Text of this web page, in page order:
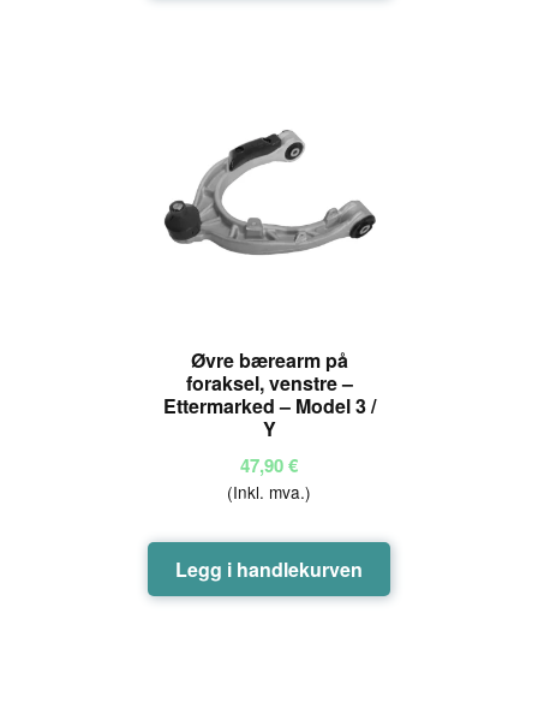
Øvre bærearm på
foraksel, venstre –
Ettermarked – Model 3 /
Y
47,90€
(Inkl. mva.)
Legg i handlekurven